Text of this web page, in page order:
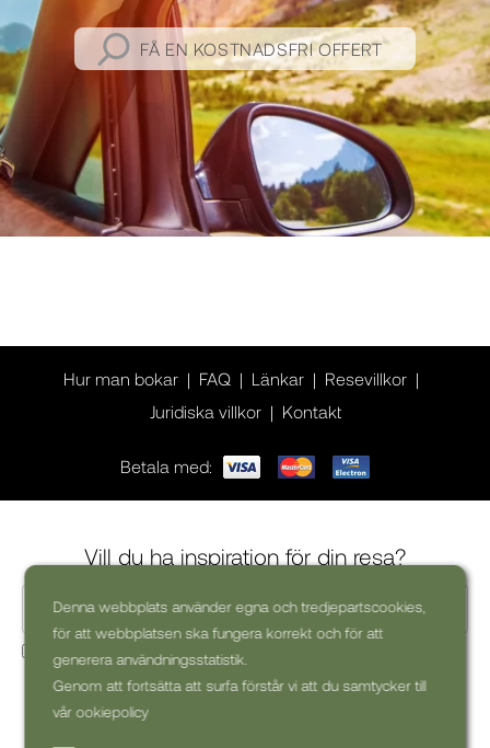
Denna webbplats använder egna och tredjepartscookies,
för att webbplatsen ska fungera korrekt och för att
generera användningsstatistik.
Genom att fortsätta att surfa förstår vi att du samtycker till
vår ookiepolicy
FÅ EN KOSTNADSFRI OFFERT
Hur man bokar FAQ Länkar
Resevillkor
Juridiska villkor
Kontakt
Betala med:
Vill du ha inspiration för din resa?
Ja, jag skulle vilja få kommersiella nyhetsbrev (kan alltid
avsluta prenumerationen)